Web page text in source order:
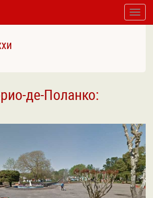
Toggle
де-Поланко: